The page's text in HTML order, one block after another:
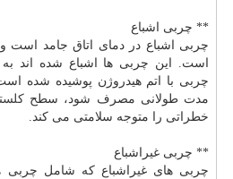
** چربی اشباع
چربی اشباع در دمای اتاق جامد
است. این چربی ها اشباع شده اند
چربی با اتم هیدروژن پوشیده شده
مدت طولانی مصرف شود، سطح
خطراتی را متوجه سلامتی می كند.
** چربی غیراشباع
چربی های غیراشباع كه شامل چربی